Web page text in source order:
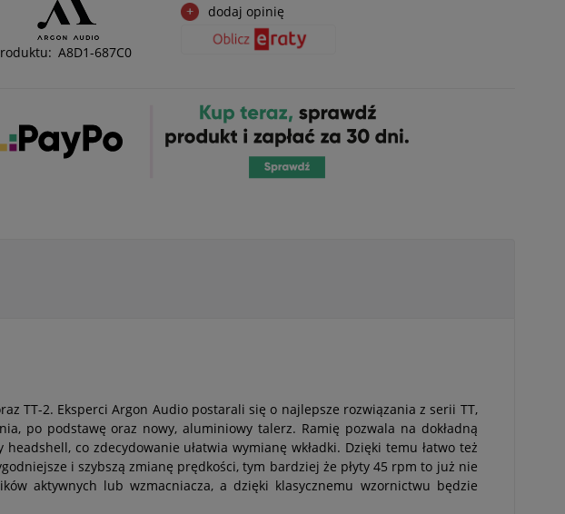
A8D1-687C0
dodaj opinię
TT-2. Eksperci Argon Audio postarali się o najlepsze rozwiązania z serii TT,
po podstawę oraz nowy, aluminiowy talerz. Ramię pozwala na dokładną
co zdecydowanie ułatwia wymianę wkładki. Dzięki temu łatwo też
i szybszą zmianę prędkości, tym bardziej że płyty 45 rpm to już nie
aktywnych lub wzmacniacza, a dzięki klasycznemu wzornictwu będzie